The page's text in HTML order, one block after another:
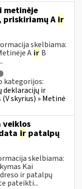
metinėje
priskiriamų A ir
skelbiama:
A ir B
kategorijos:
deklaracijų ir
skyrius) » Metinė
veiklos
ir patalpų
skelbiama:
Kai
ir patalpų
pateikti...